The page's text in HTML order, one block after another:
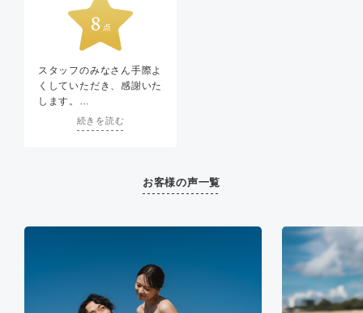
スタッフのみなさん手際よ
くしていただき、感謝いた
します。
初めてでも緊張しましたが
安心できました。
続きを読む
お客様の声一覧